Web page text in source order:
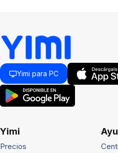
Yimi para PC
Yimi
Precios